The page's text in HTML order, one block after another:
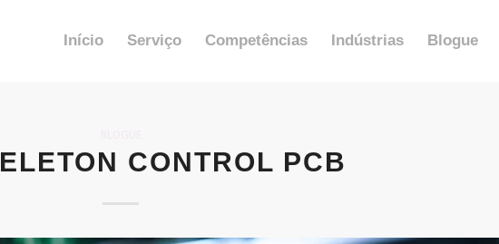
Início Serviço Competências Indústrias Blogue
CONTROL PCB